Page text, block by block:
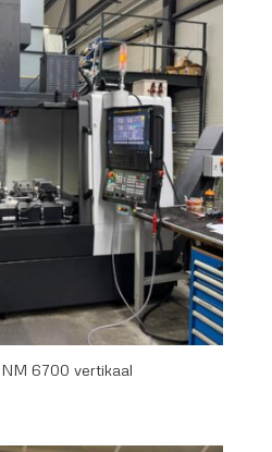
6700 vertikaal